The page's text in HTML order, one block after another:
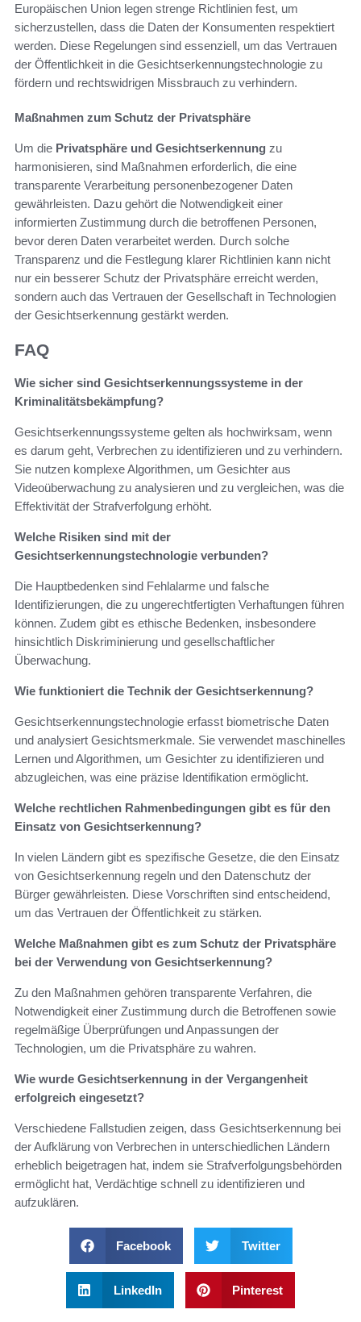
Europäischen Union legen strenge Richtlinien fest, um
sicherzustellen, dass die Daten der Konsumenten respektiert
werden. Diese Regelungen sind essenziell, um das Vertrauen
der Öffentlichkeit in die Gesichtserkennungstechnologie zu
fördern und rechtswidrigen Missbrauch zu verhindern.
Maßnahmen zum Schutz der Privatsphäre
Um die Privatsphäre und Gesichtserkennung zu
harmonisieren, sind Maßnahmen erforderlich, die eine
transparente Verarbeitung personenbezogener Daten
gewährleisten. Dazu gehört die Notwendigkeit einer
informierten Zustimmung durch die betroffenen Personen,
bevor deren Daten verarbeitet werden. Durch solche
Transparenz und die Festlegung klarer Richtlinien kann nicht
nur ein besserer Schutz der Privatsphäre erreicht werden,
sondern auch das Vertrauen der Gesellschaft in Technologien
der Gesichtserkennung gestärkt werden.
FAQ
Wie sicher sind Gesichtserkennungssysteme in der
Kriminalitätsbekämpfung?
Gesichtserkennungssysteme gelten als hochwirksam, wenn
es darum geht, Verbrechen zu identifizieren und zu verhindern.
Sie nutzen komplexe Algorithmen, um Gesichter aus
Videoüberwachung zu analysieren und zu vergleichen, was die
Effektivität der Strafverfolgung erhöht.
Welche Risiken sind mit der
Gesichtserkennungstechnologie verbunden?
Die Hauptbedenken sind Fehlalarme und falsche
Identifizierungen, die zu ungerechtfertigten Verhaftungen führen
können. Zudem gibt es ethische Bedenken, insbesondere
hinsichtlich Diskriminierung und gesellschaftlicher
Überwachung.
Wie funktioniert die Technik der Gesichtserkennung?
Gesichtserkennungstechnologie erfasst biometrische Daten
und analysiert Gesichtsmerkmale. Sie verwendet maschinelles
Lernen und Algorithmen, um Gesichter zu identifizieren und
abzugleichen, was eine präzise Identifikation ermöglicht.
Welche rechtlichen Rahmenbedingungen gibt es für den
Einsatz von Gesichtserkennung?
In vielen Ländern gibt es spezifische Gesetze, die den Einsatz
von Gesichtserkennung regeln und den Datenschutz der
Bürger gewährleisten. Diese Vorschriften sind entscheidend,
um das Vertrauen der Öffentlichkeit zu stärken.
Welche Maßnahmen gibt es zum Schutz der Privatsphäre
bei der Verwendung von Gesichtserkennung?
Zu den Maßnahmen gehören transparente Verfahren, die
Notwendigkeit einer Zustimmung durch die Betroffenen sowie
regelmäßige Überprüfungen und Anpassungen der
Technologien, um die Privatsphäre zu wahren.
Wie wurde Gesichtserkennung in der Vergangenheit
erfolgreich eingesetzt?
Verschiedene Fallstudien zeigen, dass Gesichtserkennung bei
der Aufklärung von Verbrechen in unterschiedlichen Ländern
erheblich beigetragen hat, indem sie Strafverfolgungsbehörden
ermöglicht hat, Verdächtige schnell zu identifizieren und
aufzuklären.
Facebook Twitter
LinkedIn Pinterest